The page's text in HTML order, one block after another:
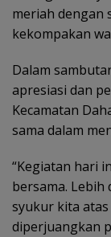
meriah dengan
kekompakan
Dalam
apresiasi dan
Kecamatan
sama dalam
“Kegiatan hari
bersama. Lebih
syukur kita
diperjuangkan